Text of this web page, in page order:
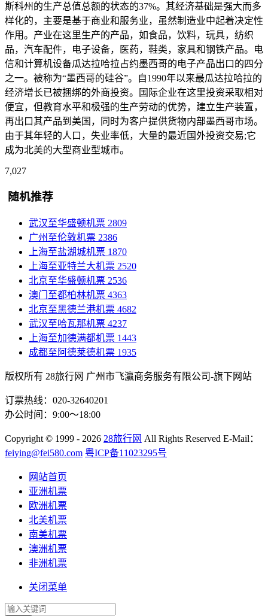
斯科州的生产总值总额的状态的37%。其经济基础是强大而多
样化的，主要是基于商业和服务业，虽然制造业中起着决定性
作用。产业在这里生产的产品，如食品，饮料，玩具，纺织
品，汽车配件，电子设备，医药，鞋类，家具和钢铁产品。电
信和计算机设备瓜达拉哈拉占约墨西哥的电子产品出口的四分
之一。被称为“墨西哥的硅谷”。自1990年以来最瓜达拉哈拉的
经济增长已被捆绑的外商投资。国际企业在这里投资采取相对
便宜，但教育水平和极强的生产劳动的优势，建立生产装置，
再出口其产品到美国，同时为客户提供货物内部墨西哥市场。
由于其年轻的人口，失业率低，大量的最近国外投资交易;它
成为北美的大型商业型城市。
7,027
随机推荐
武汉至华盛顿机票 2809
广州至伦敦机票 2386
上海至盐湖城机票 1870
上海至亚特兰大机票 2520
北京至华盛顿机票 2536
澳门至都柏林机票 4363
北京至黑德兰港机票 4682
武汉至哈瓦那机票 4237
上海至加德满都机票 1443
成都至阿德莱德机票 1935
版权所有 28旅行网 广州市飞瀛商务服务有限公司-旗下网站
订票热线：020-32640201
办公时间：9:00～18:00
Copyright © 1999 - 2026 28旅行网 All Rights Reserved E-Mail：
feiying@fei580.com 粤ICP备11023295号
网站首页
亚洲机票
欧洲机票
北美机票
南美机票
澳洲机票
非洲机票
关闭菜单